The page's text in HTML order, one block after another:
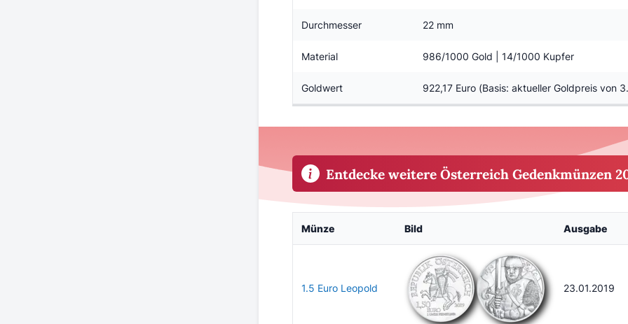
Durchmesser 22 mm
Material 986/1000 Gold | 14/1000 Kupfer
Goldwert 922,17 Euro (Basis: aktueller Goldpreis von
Entdecke weitere Österreich Gedenkmünzen
Münze Bild Ausgabe
1.5 Euro Leopold 23.01.2019